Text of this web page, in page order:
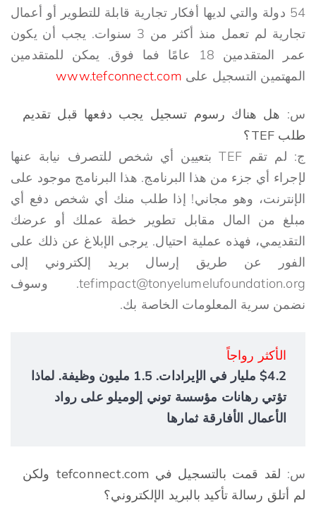
54 دولة والتي لديها أفكار تجارية قابلة للتطوير أو أعمال
تجارية لم تعمل منذ أكثر من 3 سنوات. يجب أن يكون
عمر المتقدمين 18 عامًا فما فوق. يمكن للمتقدمين
المهتمين التسجيل على www.tefconnect.com
س: هل هناك رسوم تسجيل يجب دفعها قبل تقديم
طلب TEF؟
ج: لم تقم TEF بتعيين أي شخص للتصرف نيابة عنها
لإجراء أي جزء من هذا البرنامج. هذا البرنامج موجود على
الإنترنت، وهو مجاني! إذا طلب منك أي شخص دفع أي
مبلغ من المال مقابل تطوير خطة عملك أو عرضك
التقديمي، فهذه عملية احتيال. يرجى الإبلاغ عن ذلك على
الفور عن طريق إرسال بريد إلكتروني إلى
tefimpact@tonyelumelufoundation.org. وسوف
نضمن سرية المعلومات الخاصة بك.
الأكثر رواجاً
$4.2 مليار في الإيرادات. 1.5 مليون وظيفة. لماذا
تؤتي رهانات مؤسسة توني إلوميلو على رواد
الأعمال الأفارقة ثمارها
س:
لقد قمت بالتسجيل في tefconnect.com ولكن
لم أتلق رسالة تأكيد بالبريد الإلكتروني؟